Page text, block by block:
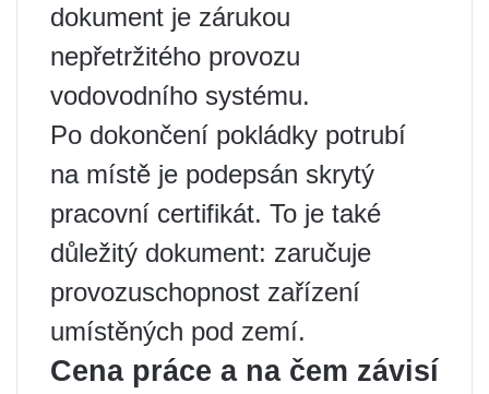
dokument je zárukou
nepřetržitého provozu
vodovodního systému.
Po dokončení pokládky potrubí
na místě je podepsán skrytý
pracovní certifikát. To je také
důležitý dokument: zaručuje
provozuschopnost zařízení
umístěných pod zemí.
Cena práce a na čem závisí